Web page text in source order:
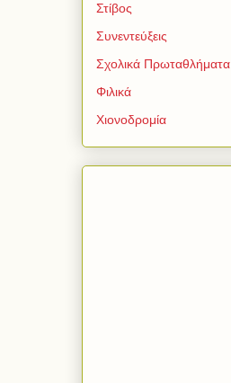
Στίβος
Συνεντεύξεις
Σχολικά Πρωταθλήματα
Φιλικά
Χιονοδρομία